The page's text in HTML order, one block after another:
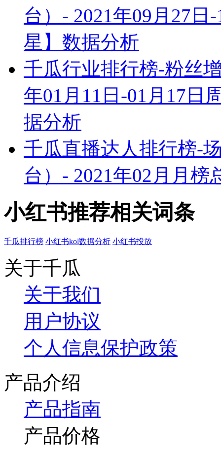
台）- 2021年09月27
星】数据分析
千瓜行业排行榜-粉丝
年01月11日-01月17日
据分析
千瓜直播达人排行榜-
台）- 2021年02月月
小红书推荐相关词条
千瓜排行榜 小红书kol数据分析 小红书投放
关于千瓜
关于我们
用户协议
个人信息保护政策
产品介绍
产品指南
产品价格